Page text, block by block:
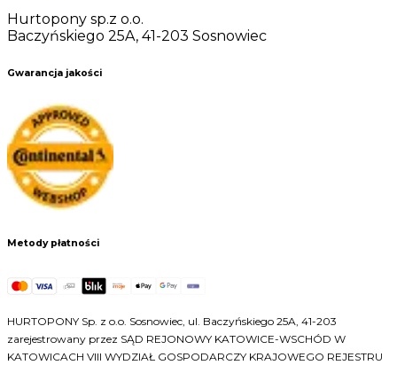
Hurtopony sp.z o.o.
Baczyńskiego 25A, 41-203 Sosnowiec
Gwarancja jakości
Metody płatności
HURTOPONY Sp. z o.o. Sosnowiec, ul. Baczyńskiego 25A, 41-203
zarejestrowany przez SĄD REJONOWY KATOWICE-WSCHÓD W
KATOWICACH VIII WYDZIAŁ GOSPODARCZY KRAJOWEGO REJESTRU